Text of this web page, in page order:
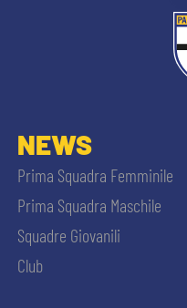
NEWS
Prima Squadra Femminile
Prima Squadra Maschile
Squadre Giovanili
Club